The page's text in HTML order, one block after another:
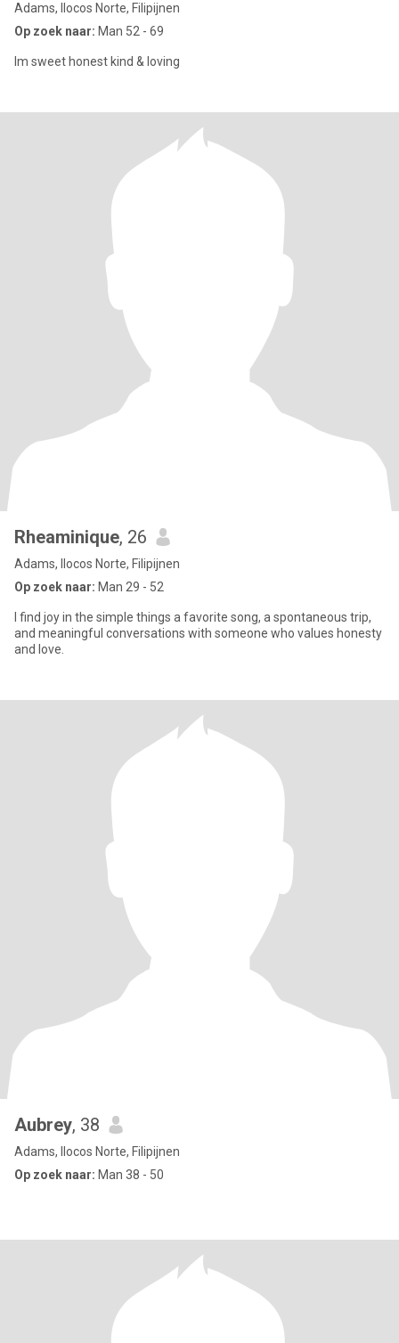
Adams, Ilocos Norte, Filipijnen
Op zoek naar: Man 52 - 69
Im sweet honest kind & loving
Rheaminique, 26
Adams, Ilocos Norte, Filipijnen
Op zoek naar: Man 29 - 52
I find joy in the simple things a favorite song, a spontaneous trip,
and meaningful conversations with someone who values honesty
and love.
Aubrey, 38
Adams, Ilocos Norte, Filipijnen
Op zoek naar: Man 38 - 50